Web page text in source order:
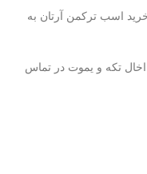
اسب ترکمن آرتان به
تکه و یموت در تماس